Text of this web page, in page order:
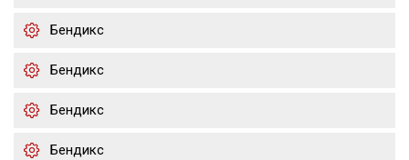
Бендикс
Бендикс
Бендикс
Бендикс